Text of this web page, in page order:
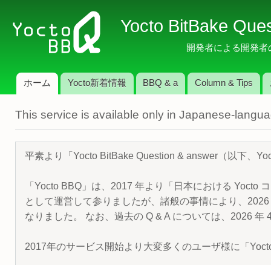
イ
コ
テ
ツ
に
移
動
Yocto BitBake
開発者による開発
メインメニュー
ホーム Yocto新着情報 BBQ & a Column & Tips
This service is available only in Japanese-
平素より「Yocto BitBake Question & answer（以下、
「Yocto BBQ」は、2017 年より「日本における Yocto
として運営して参りましたが、諸般の事情により、
なりました。 なお、過去の Q & A については、2026
2017年のサービス開始より大変多くのユーザ様に「